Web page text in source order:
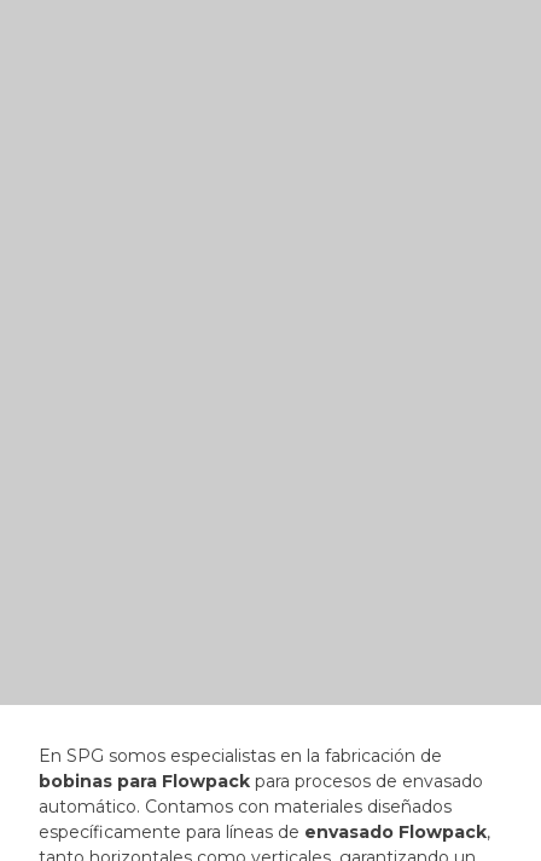
En SPG somos especialistas en la fabricación de
bobinas para Flowpack para procesos de envasado
automático. Contamos con materiales diseñados
específicamente para líneas de envasado Flowpack,